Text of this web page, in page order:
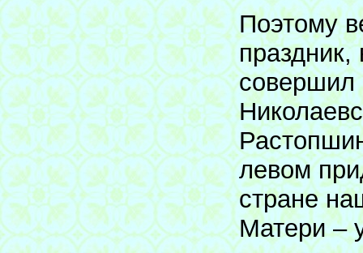
Поэтому
совершил
левом
стране
Матери –